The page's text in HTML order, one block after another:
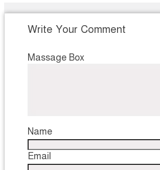
Write Your Comment
Massage Box
Name
Email